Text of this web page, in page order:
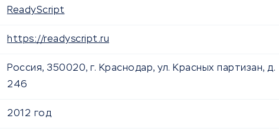
ReadyScript
https://readyscript.ru
Россия, 350020, г. Краснодар, ул. Красных партизан, д.
246
2012 год